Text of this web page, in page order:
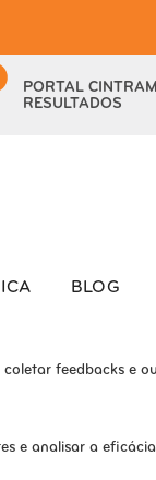
as
as métricas do
feedbacks e
e analisar a
PORTAL
RESULTADOS
BLOG